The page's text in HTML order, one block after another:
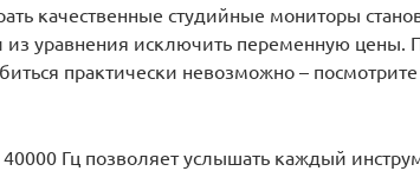
качественные студийные мониторы
из уравнения исключить переменную цены.
практически невозможно –
40000 Гц позволяет услышать каждый